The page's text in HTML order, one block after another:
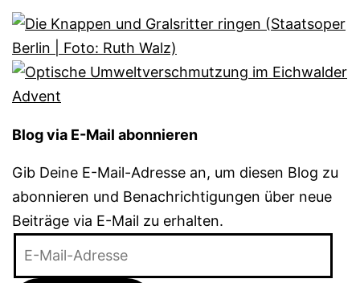
Blog via E-Mail abonnieren
Gib Deine E-Mail-Adresse an, um diesen Blog zu
abonnieren und Benachrichtigungen über neue
Beiträge via E-Mail zu erhalten.